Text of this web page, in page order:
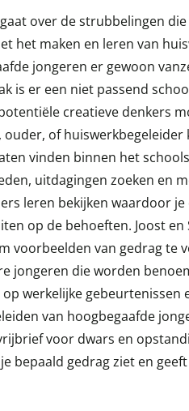
gaat over de strubbelingen
het maken en leren van
jongeren er gewoon
is er een niet passend
creatieve denkers
of huiswerk­begeleider
vinden binnen het
uitdagingen zoeken en
leren bekijken waardoor
op de behoeften. Joost
voorbeelden van gedrag te
jongeren die worden
werkelijke gebeurtenissen
van hoogbegaafde
voor dwars en
bepaald gedrag ziet en